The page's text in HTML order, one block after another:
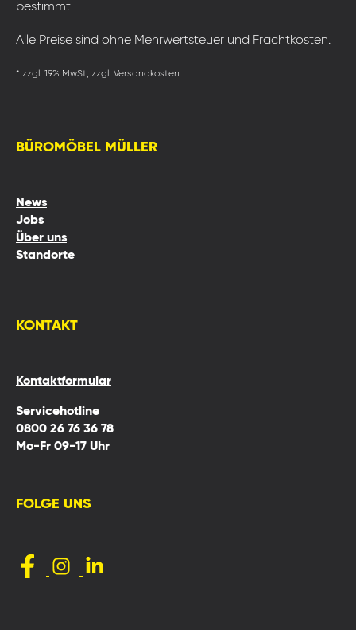
bestimmt.
Alle Preise sind ohne Mehrwertsteuer und Frachtkosten.
* zzgl. 19% MwSt, zzgl. Versandkosten
BÜROMÖBEL MÜLLER
News
Jobs
Über uns
Standorte
KONTAKT
Kontaktformular
Servicehotline
0800 26 76 36 78
Mo-Fr 09-17 Uhr
FOLGE UNS